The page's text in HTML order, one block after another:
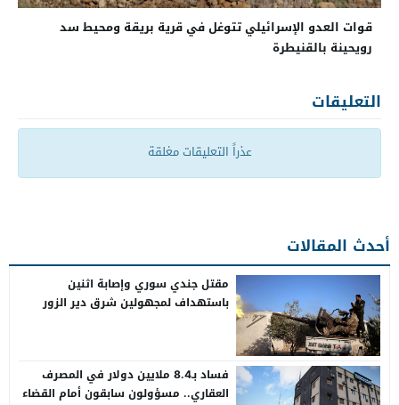
قوات العدو الإسرائيلي تتوغل في قرية بريقة ومحيط سد
رويحينة بالقنيطرة
التعليقات
عذراً التعليقات مغلقة
أحدث المقالات
مقتل جندي سوري وإصابة اثنين
باستهداف لمجهولين شرق دير الزور
فساد بـ8.4 ملايين دولار في المصرف
العقاري.. مسؤولون سابقون أمام القضاء